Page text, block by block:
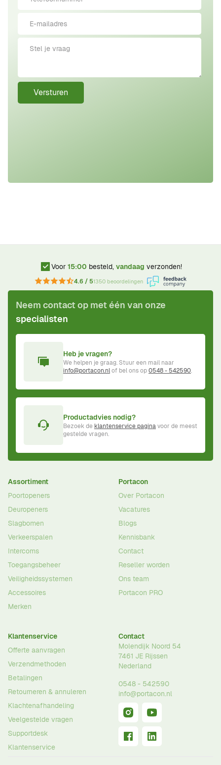
Versturen
Voor 15:00 besteld, vandaag verzonden!
4.6 / 51350 beoordelingen
Neem contact op met één van onze
specialisten
Heb je vragen?
We helpen je graag. Stuur een mail naar
info@portacon.nlof bel ons op0548 - 542590.
Productadvies nodig?
Bezoek de klantenservice paginavoor de meest
gestelde vragen.
Assortiment
Poortopeners
Deuropeners
Slagbomen
Verkeerspalen
Intercoms
Toegangsbeheer
Veiligheidssystemen
Accessoires
Merken
Portacon
Over Portacon
Vacatures
Blogs
Kennisbank
Contact
Reseller worden
Ons team
Portacon PRO
Klantenservice
Offerte aanvragen
Verzendmethoden
Betalingen
Retourneren & annuleren
Klachtenafhandeling
Veelgestelde vragen
Supportdesk
Klantenservice
Contact
Molendijk Noord 54
7461 JE Rijssen
Nederland
0548 - 542590
info@portacon.nl